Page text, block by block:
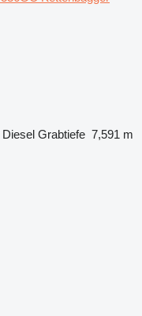
Diesel Grabtiefe 7,591 m